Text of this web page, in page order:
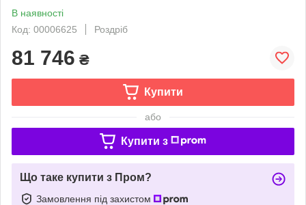
В наявності
Код: 00006625
Роздріб
81 746 ₴
Купити
або
Купити з
Що таке купити з Пром?
Замовлення під захистом